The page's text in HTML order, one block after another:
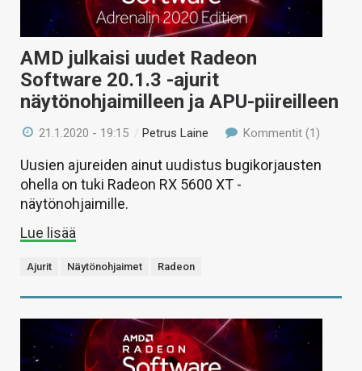
AMD julkaisi uudet Radeon
Software 20.1.3 -ajurit
näytönohjaimilleen ja APU-piireilleen
21.1.2020 - 19:15 /Petrus Laine Kommentit (1)
Uusien ajureiden ainut uudistus bugikorjausten
ohella on tuki Radeon RX 5600 XT -
näytönohjaimille.
Lue lisää
Ajurit Näytönohjaimet Radeon